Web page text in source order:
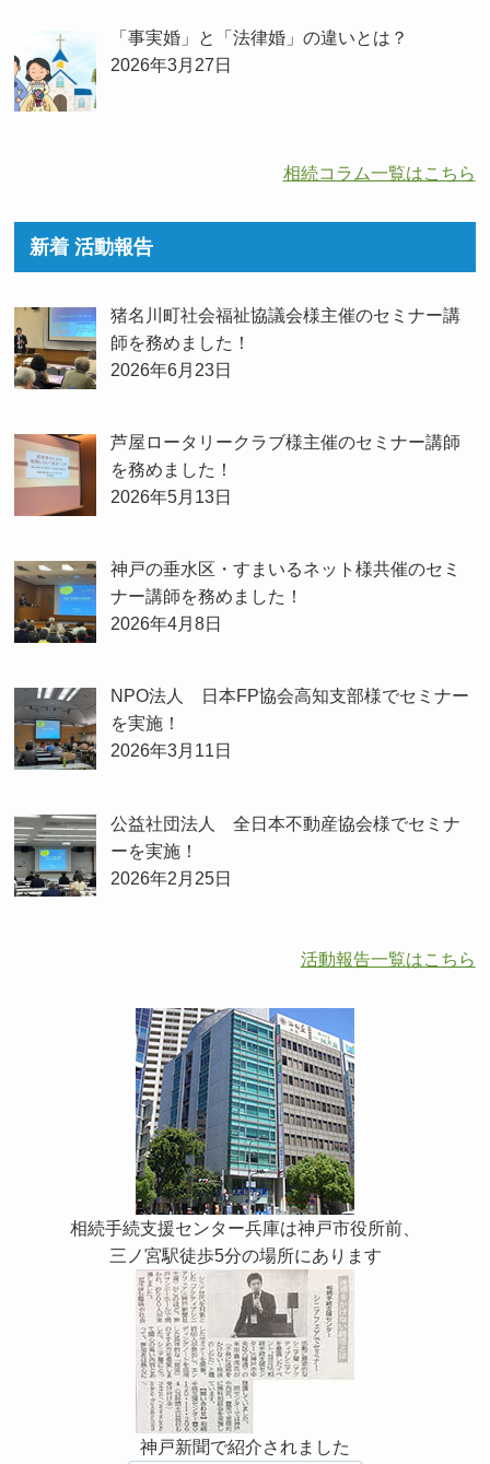
「事実婚」と「法律婚」の違いとは？
2026年3月27日
相続コラム一覧はこちら
新着 活動報告
猪名川町社会福祉協議会様主催のセミナー講
師を務めました！
2026年6月23日
芦屋ロータリークラブ様主催のセミナー講師
を務めました！
2026年5月13日
神戸の垂水区・すまいるネット様共催のセミ
ナー講師を務めました！
2026年4月8日
NPO法人 日本FP協会高知支部様でセミナー
を実施！
2026年3月11日
公益社団法人 全日本不動産協会様でセミナ
ーを実施！
2026年2月25日
活動報告一覧はこちら
相続手続支援センター兵庫は神戸市役所前、
三ノ宮駅徒歩5分の場所にあります
神戸新聞で紹介されました